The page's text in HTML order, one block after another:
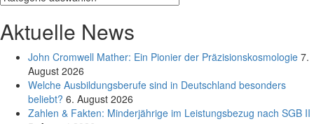
Aktuelle News
John Cromwell Mather: Ein Pionier der Präzisionskosmologie 7.
August 2026
Welche Ausbildungsberufe sind in Deutschland besonders
beliebt? 6. August 2026
Zahlen & Fakten: Minderjährige im Leistungsbezug nach SGB II